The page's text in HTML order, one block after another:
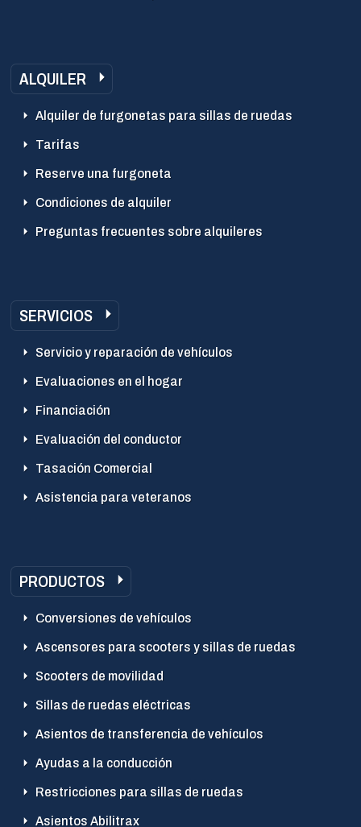
ALQUILER
Alquiler de furgonetas para sillas de ruedas
Tarifas
Reserve una furgoneta
Condiciones de alquiler
Preguntas frecuentes sobre alquileres
SERVICIOS
Servicio y reparación de vehículos
Evaluaciones en el hogar
Financiación
Evaluación del conductor
Tasación Comercial
Asistencia para veteranos
PRODUCTOS
Conversiones de vehículos
Ascensores para scooters y sillas de ruedas
Scooters de movilidad
Sillas de ruedas eléctricas
Asientos de transferencia de vehículos
Ayudas a la conducción
Restricciones para sillas de ruedas
Asientos Abilitrax